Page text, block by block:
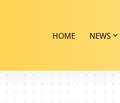
HOME NEWS